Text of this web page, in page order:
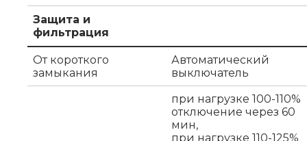
Защита и
фильтрация
От короткого
замыкания
Автоматический
выключатель
при нагрузке 100-110%
отключение через 60
мин,
при нагрузке 110-125%